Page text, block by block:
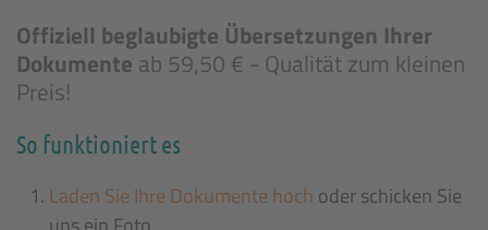
Offiziell beglaubigte Übersetzungen Ihrer
Dokumente ab 59,50 € - Qualität zum kleinen
Preis!
So funktioniert es
Laden Sie Ihre Dokumente hoch oder schicken Sie